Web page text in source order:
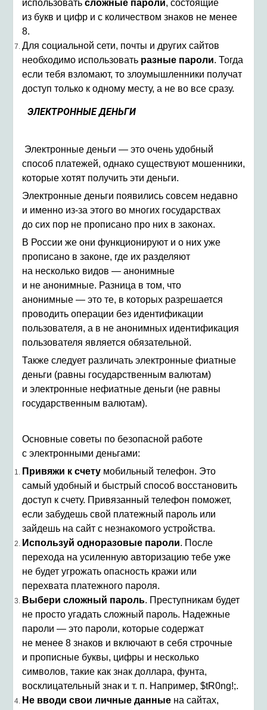
использовать сложные пароли, состоящие
из букв и цифр и с количеством знаков не менее
8.
Для социальной сети, почты и других сайтов
необходимо использовать разные пароли. Тогда
если тебя взломают, то злоумышленники получат
доступ только к одному месту, а не во все сразу.
ЭЛЕКТРОННЫЕ ДЕНЬГИ
Электронные деньги — это очень удобный
способ платежей, однако существуют мошенники,
которые хотят получить эти деньги.
Электронные деньги появились совсем недавно
и именно из-за этого во многих государствах
до сих пор не прописано про них в законах.
В России же они функционируют и о них уже
прописано в законе, где их разделяют
на несколько видов — анонимные
и не анонимные. Разница в том, что
анонимные — это те, в которых разрешается
проводить операции без идентификации
пользователя, а в не анонимных идентификация
пользователя является обязательной.
Также следует различать электронные фиатные
деньги (равны государственным валютам)
и электронные нефиатные деньги (не равны
государственным валютам).
Основные советы по безопасной работе
с электронными деньгами:
Привяжи к счету мобильный телефон. Это
самый удобный и быстрый способ восстановить
доступ к счету. Привязанный телефон поможет,
если забудешь свой платежный пароль или
зайдешь на сайт с незнакомого устройства.
Используй одноразовые пароли. После
перехода на усиленную авторизацию тебе уже
не будет угрожать опасность кражи или
перехвата платежного пароля.
Выбери сложный пароль. Преступникам будет
не просто угадать сложный пароль. Надежные
пароли — это пароли, которые содержат
не менее 8 знаков и включают в себя строчные
и прописные буквы, цифры и несколько
символов, такие как знак доллара, фунта,
восклицательный знак и т. п. Например, $tR0ng!;.
Не вводи свои личные данные на сайтах,